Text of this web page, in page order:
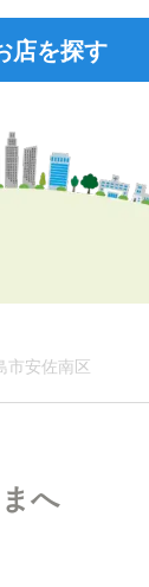
店を探す
市安佐南区
へ